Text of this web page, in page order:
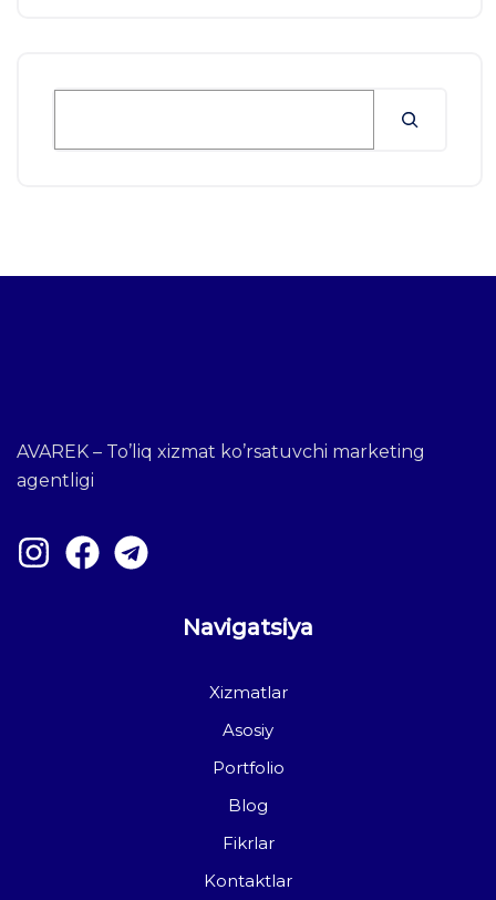
AVAREK – To’liq xizmat ko’rsatuvchi marketing
agentligi
Navigatsiya
Xizmatlar
Asosiy
Portfolio
Blog
Fikrlar
Kontaktlar